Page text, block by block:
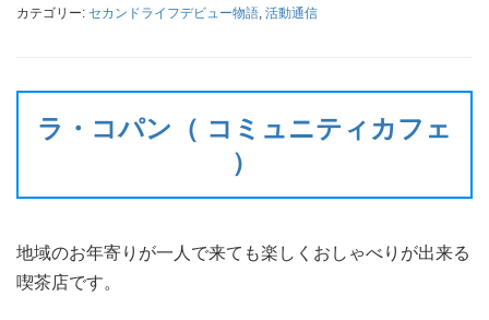
カテゴリー: セカンドライフデビュー物語 活動通信
ラ・コパン（ コミュニティカフェ
）
地域のお年寄りが一人で来ても楽しくおしゃべりが出来る
喫茶店です。